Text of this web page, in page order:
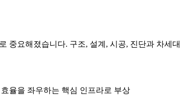
중요해졌습니다. 구조, 설계, 시공, 진단과 차세
율을 좌우하는 핵심 인프라로 부상